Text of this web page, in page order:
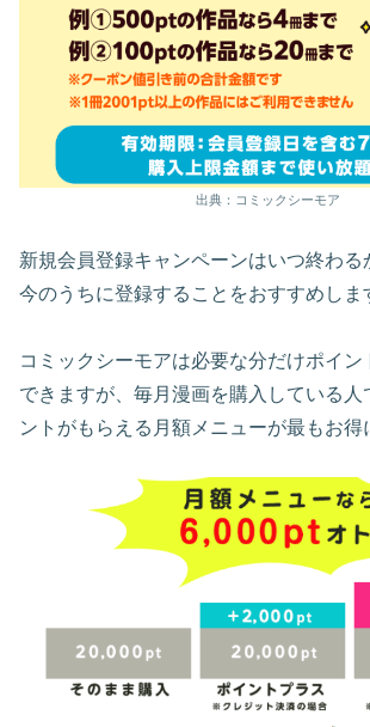
出典：コミックシーモア
新規会員登録キャンペーンはいつ終わる
今のうちに登録することをおすすめしま
コミックシーモアは必要な分だけポイン
できますが、毎月漫画を購入している人
ントがもらえる月額メニューが最もお得